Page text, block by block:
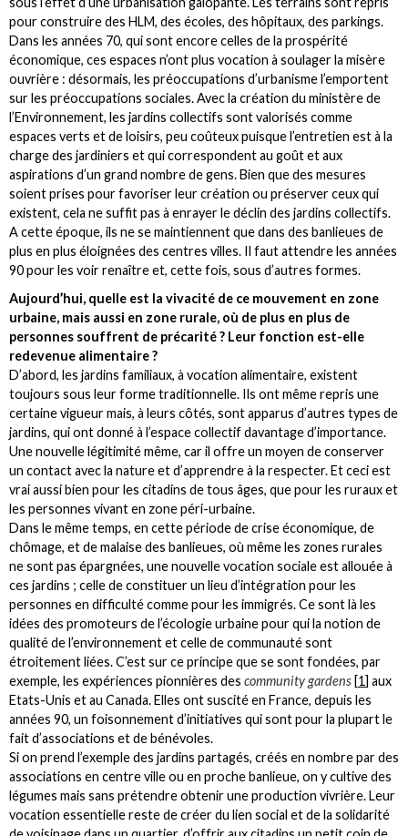
pour construire des HLM, des écoles, des hôpitaux, des parkings.
Dans les années 70, qui sont encore celles de la prospérité
économique, ces espaces n’ont plus vocation à soulager la misère
ouvrière : désormais, les préoccupations d’urbanisme l’emportent
sur les préoccupations sociales. Avec la création du ministère de
l’Environnement, les jardins collectifs sont valorisés comme
espaces verts et de loisirs, peu coûteux puisque l’entretien est à la
charge des jardiniers et qui correspondent au goût et aux
aspirations d’un grand nombre de gens. Bien que des mesures
soient prises pour favoriser leur création ou préserver ceux qui
existent, cela ne suffit pas à enrayer le déclin des jardins collectifs.
A cette époque, ils ne se maintiennent que dans des banlieues de
plus en plus éloignées des centres villes. Il faut attendre les années
90 pour les voir renaître et, cette fois, sous d’autres formes.
Aujourd’hui, quelle est la vivacité de ce mouvement en zone
urbaine, mais aussi en zone rurale, où de plus en plus de
personnes souffrent de précarité ? Leur fonction est-elle
redevenue alimentaire ?
D’abord, les jardins familiaux, à vocation alimentaire, existent
toujours sous leur forme traditionnelle. Ils ont même repris une
certaine vigueur mais, à leurs côtés, sont apparus d’autres types de
jardins, qui ont donné à l’espace collectif davantage d’importance.
Une nouvelle légitimité même, car il offre un moyen de conserver
un contact avec la nature et d’apprendre à la respecter. Et ceci est
vrai aussi bien pour les citadins de tous âges, que pour les ruraux et
les personnes vivant en zone péri-urbaine.
Dans le même temps, en cette période de crise économique, de
chômage, et de malaise des banlieues, où même les zones rurales
ne sont pas épargnées, une nouvelle vocation sociale est allouée à
ces jardins ; celle de constituer un lieu d’intégration pour les
personnes en difficulté comme pour les immigrés. Ce sont là les
idées des promoteurs de l’écologie urbaine pour qui la notion de
qualité de l’environnement et celle de communauté sont
étroitement liées. C’est sur ce principe que se sont fondées, par
exemple, les expériences pionnières des community gardens [1] aux
Etats-Unis et au Canada. Elles ont suscité en France, depuis les
années 90, un foisonnement d’initiatives qui sont pour la plupart le
fait d’associations et de bénévoles.
Si on prend l’exemple des jardins partagés, créés en nombre par des
associations en centre ville ou en proche banlieue, on y cultive des
légumes mais sans prétendre obtenir une production vivrière. Leur
vocation essentielle reste de créer du lien social et de la solidarité